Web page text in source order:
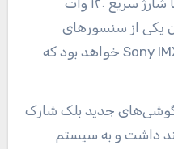
یکی از سنسورهای
دوربین این گوشی از نوع Sony IMX686 خواهد بود که
گوشی‌های جدید بلک شارک
داشت و به سیستم